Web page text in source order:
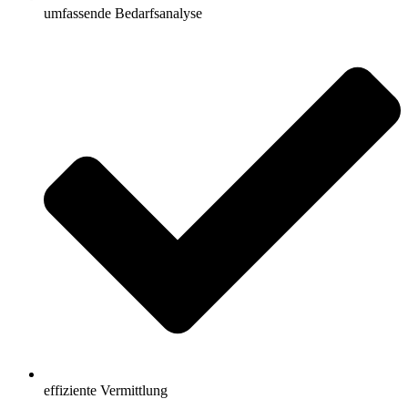
umfassende Bedarfsanalyse
effiziente Vermittlung